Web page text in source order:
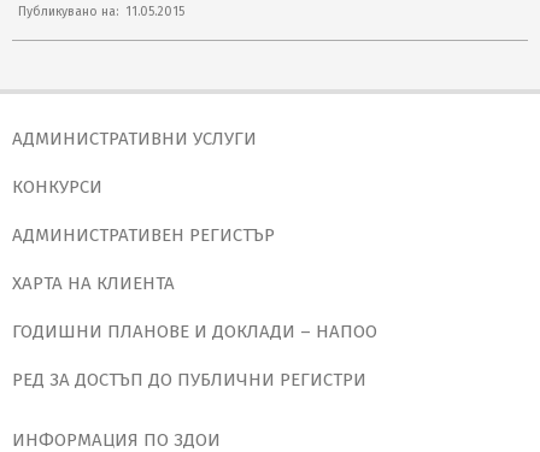
Публикувано на: 11.05.2015
АДМИНИСТРАТИВНИ УСЛУГИ
КОНКУРСИ
АДМИНИСТРАТИВЕН РЕГИСТЪР
ХАРТА НА КЛИЕНТА
ГОДИШНИ ПЛАНОВЕ И ДОКЛАДИ – НАПОО
РЕД ЗА ДОСТЪП ДО ПУБЛИЧНИ РЕГИСТРИ
ИНФОРМАЦИЯ ПО ЗДОИ